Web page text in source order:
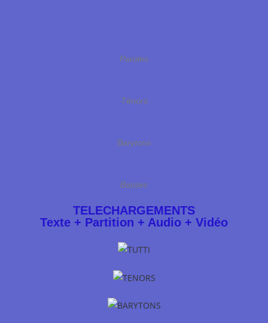
Paroles
Ténors
Barytons
Basses
TELECHARGEMENTS
Texte + Partition + Audio + Vidéo